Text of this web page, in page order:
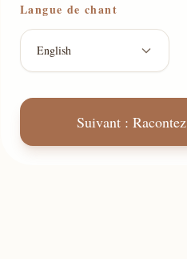
Langue de chant
English
Suivant :